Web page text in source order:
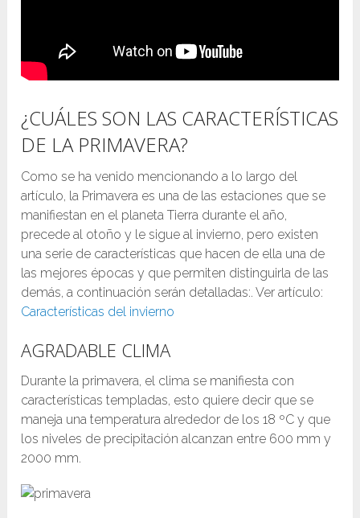
¿CUÁLES SON LAS CARACTERÍSTICAS
DE LA PRIMAVERA?
Como se ha venido mencionando a lo largo del
artículo, la Primavera es una de las estaciones que se
manifiestan en el planeta Tierra durante el año,
precede al otoño y le sigue al invierno, pero existen
una serie de características que hacen de ella una de
las mejores épocas y que permiten distinguirla de las
demás, a continuación serán detalladas:. Ver artículo:
Características del invierno
AGRADABLE CLIMA
Durante la primavera, el clima se manifiesta con
características templadas, esto quiere decir que se
maneja una temperatura alrededor de los 18 ºC y que
los niveles de precipitación alcanzan entre 600 mm y
2000 mm.